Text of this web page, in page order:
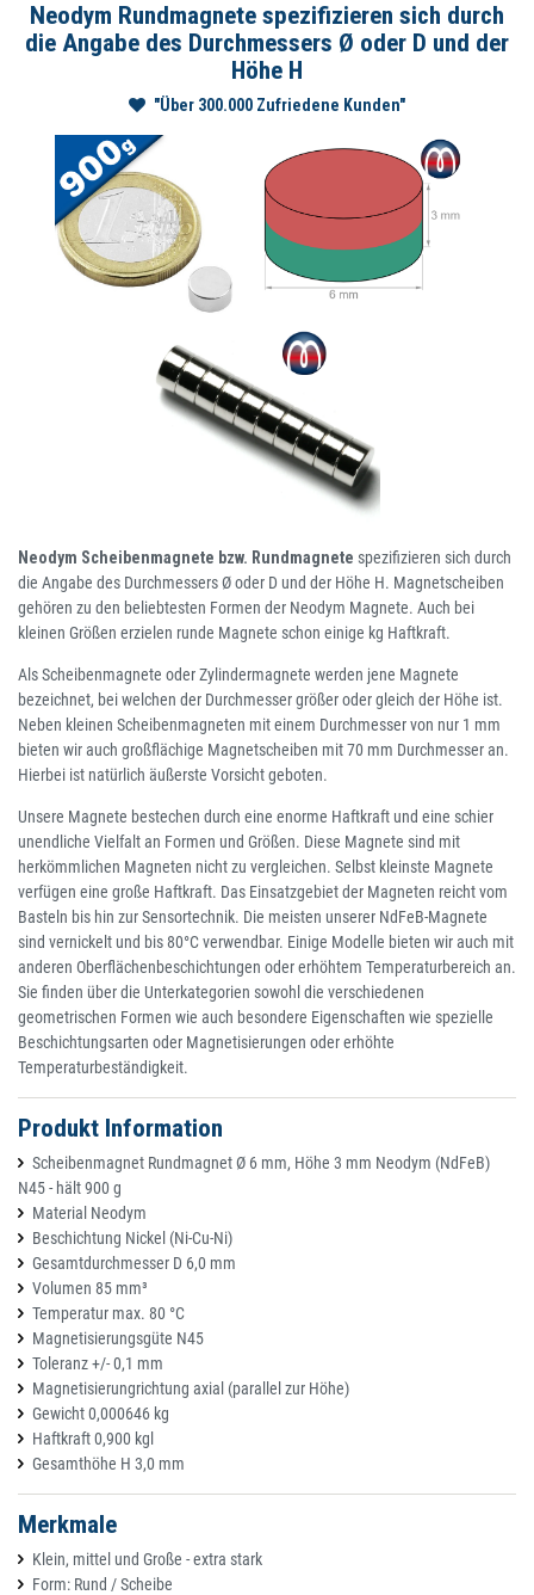
Neodym Rundmagnete spezifizieren sich durch
die Angabe des Durchmessers Ø oder D und der
Höhe H
"Über 300.000 Zufriedene Kunden"
Neodym Scheibenmagnete bzw. Rundmagnete spezifizieren sich durch
die Angabe des Durchmessers Ø oder D und der Höhe H. Magnetscheiben
gehören zu den beliebtesten Formen der Neodym Magnete. Auch bei
kleinen Größen erzielen runde Magnete schon einige kg Haftkraft.
Als Scheibenmagnete oder Zylindermagnete werden jene Magnete
bezeichnet, bei welchen der Durchmesser größer oder gleich der Höhe ist.
Neben kleinen Scheibenmagneten mit einem Durchmesser von nur 1 mm
bieten wir auch großflächige Magnetscheiben mit 70 mm Durchmesser an.
Hierbei ist natürlich äußerste Vorsicht geboten.
Unsere Magnete bestechen durch eine enorme Haftkraft und eine schier
unendliche Vielfalt an Formen und Größen. Diese Magnete sind mit
herkömmlichen Magneten nicht zu vergleichen. Selbst kleinste Magnete
verfügen eine große Haftkraft. Das Einsatzgebiet der Magneten reicht vom
Basteln bis hin zur Sensortechnik. Die meisten unserer NdFeB-Magnete
sind vernickelt und bis 80°C verwendbar. Einige Modelle bieten wir auch mit
anderen Oberflächenbeschichtungen oder erhöhtem Temperaturbereich an.
Sie finden über die Unterkategorien sowohl die verschiedenen
geometrischen Formen wie auch besondere Eigenschaften wie spezielle
Beschichtungsarten oder Magnetisierungen oder erhöhte
Temperaturbeständigkeit.
Produkt Information
Scheibenmagnet Rundmagnet Ø 6 mm, Höhe 3 mm Neodym (NdFeB)
N45 - hält 900 g
Material Neodym
Beschichtung Nickel (Ni-Cu-Ni)
Gesamtdurchmesser D 6,0 mm
Volumen 85 mm³
Temperatur max. 80 °C
Magnetisierungsgüte N45
Toleranz +/- 0,1 mm
Magnetisierungrichtung axial (parallel zur Höhe)
Gewicht 0,000646 kg
Haftkraft 0,900 kgl
Gesamthöhe H 3,0 mm
Merkmale
Klein, mittel und Große - extra stark
Form: Rund / Scheibe